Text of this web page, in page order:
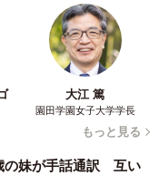
いうことです。ま
山県と長野県。行き
うこともあり、「外
たのかもしれませ
れ、そうした事情は
大江 篤
園田学園女子大学学長
もっと見る
の妹が手話通訳 互い